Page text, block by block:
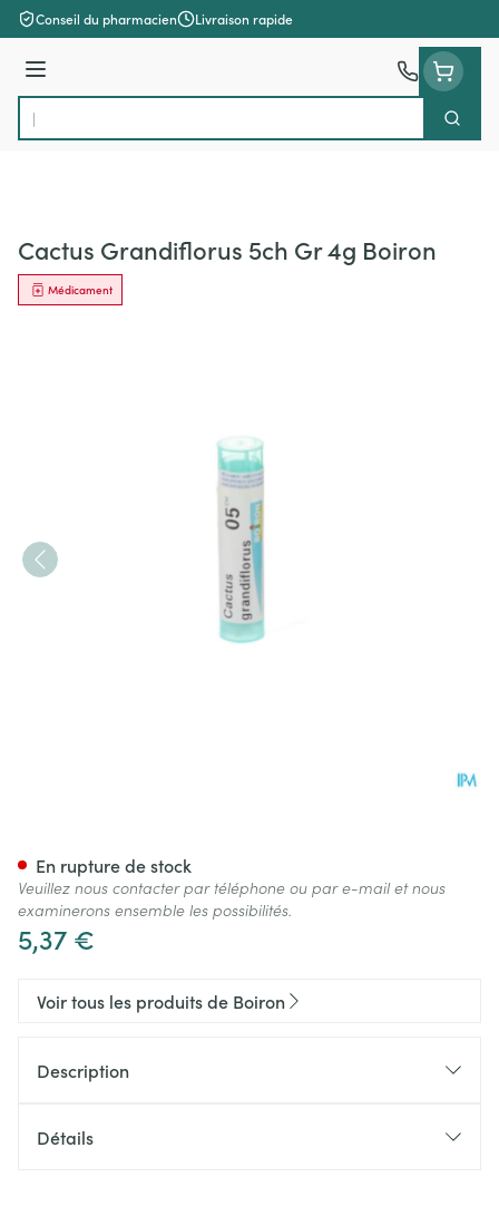
Aller au contenu
Conseil du pharmacien Livraison rapide
Menu
Rechercher
Cactus Grandiflorus 5ch Gr 4g Boiron
Médicament
5,37 €
En rupture de stock
Veuillez nous contacter par téléphone ou par e-mail et nous
examinerons ensemble les possibilités.
Voir tous les produits de Boiron
Description
Détails